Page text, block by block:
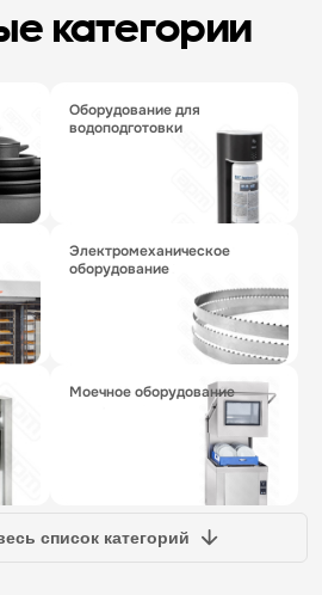
категории
оборудование для
водоподготовки
электромеханическое
оборудование
моечное оборудование
список категорий